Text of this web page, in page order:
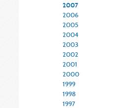
2007
2006
2005
2004
2003
2002
2001
2000
1999
1998
1997